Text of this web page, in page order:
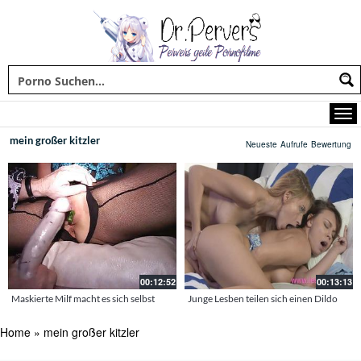
mein großer kitzler Neueste Aufrufe Bewertung
00:12:52
Maskierte Milf macht es sich selbst
00:13:13
Junge Lesben teilen sich einen Dildo
Home » mein großer kitzler